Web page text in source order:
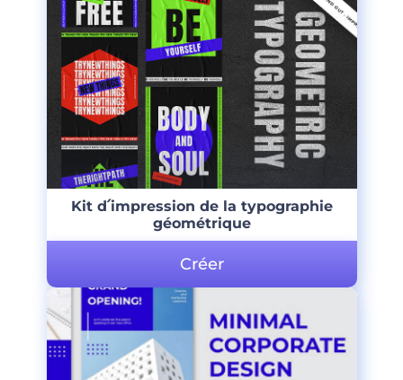
Kit d՛impression de la typographie
géométrique
Créer